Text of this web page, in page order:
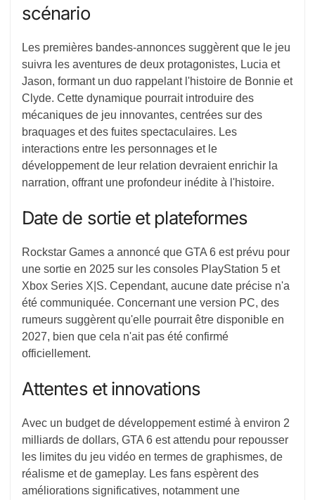
scénario
Les premières bandes-annonces suggèrent que le jeu
suivra les aventures de deux protagonistes, Lucia et
Jason, formant un duo rappelant l'histoire de Bonnie et
Clyde. Cette dynamique pourrait introduire des
mécaniques de jeu innovantes, centrées sur des
braquages et des fuites spectaculaires. Les
interactions entre les personnages et le
développement de leur relation devraient enrichir la
narration, offrant une profondeur inédite à l'histoire.
Date de sortie et plateformes
Rockstar Games a annoncé que GTA 6 est prévu pour
une sortie en 2025 sur les consoles PlayStation 5 et
Xbox Series X|S. Cependant, aucune date précise n'a
été communiquée. Concernant une version PC, des
rumeurs suggèrent qu'elle pourrait être disponible en
2027, bien que cela n'ait pas été confirmé
officiellement.
Attentes et innovations
Avec un budget de développement estimé à environ 2
milliards de dollars, GTA 6 est attendu pour repousser
les limites du jeu vidéo en termes de graphismes, de
réalisme et de gameplay. Les fans espèrent des
améliorations significatives, notamment une